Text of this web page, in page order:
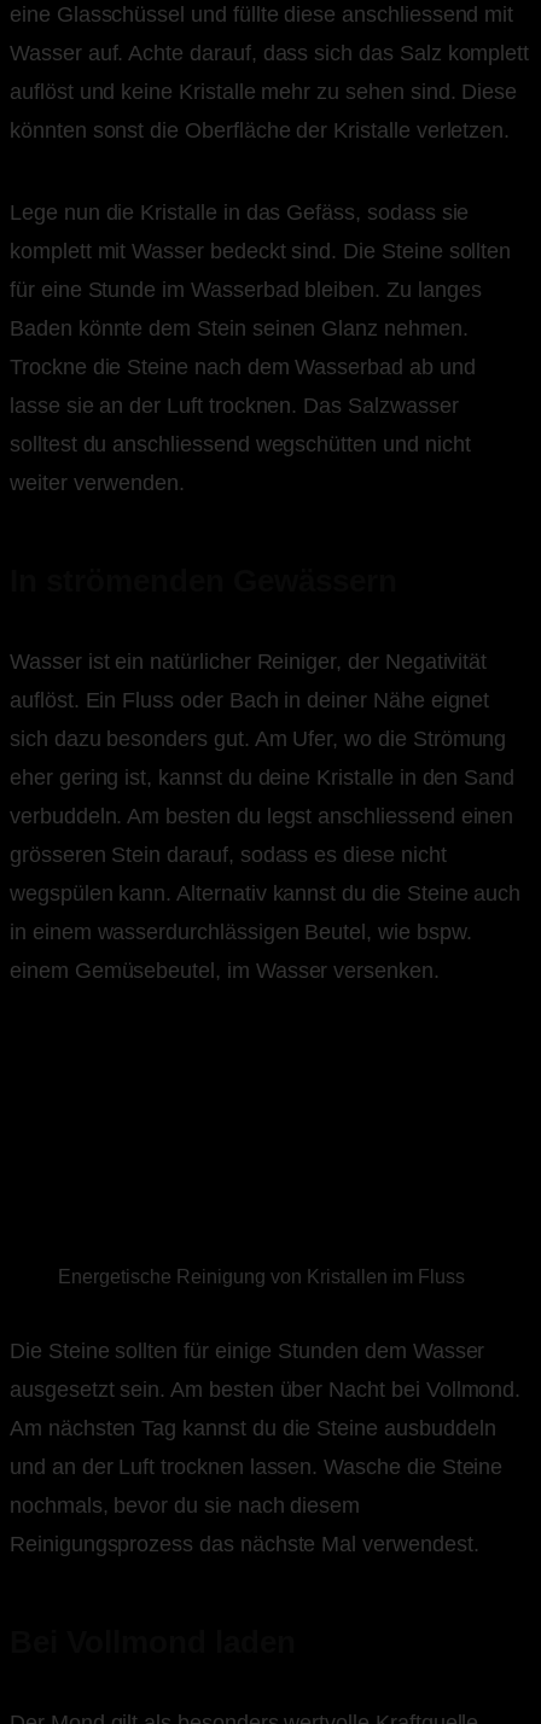
eine Glasschüssel und füllte diese anschliessend mit
Wasser auf. Achte darauf, dass sich das Salz komplett
auflöst und keine Kristalle mehr zu sehen sind. Diese
könnten sonst die Oberfläche der Kristalle verletzen.
Lege nun die Kristalle in das Gefäss, sodass sie
komplett mit Wasser bedeckt sind. Die Steine sollten
für eine Stunde im Wasserbad bleiben. Zu langes
Baden könnte dem Stein seinen Glanz nehmen.
Trockne die Steine nach dem Wasserbad ab und
lasse sie an der Luft trocknen. Das Salzwasser
solltest du anschliessend wegschütten und nicht
weiter verwenden.
Wasser ist ein natürlicher Reiniger, der Negativität
auflöst. Ein Fluss oder Bach in deiner Nähe eignet
sich dazu besonders gut. Am Ufer, wo die Strömung
eher gering ist, kannst du deine Kristalle in den Sand
verbuddeln. Am besten du legst anschliessend einen
grösseren Stein darauf, sodass es diese nicht
wegspülen kann. Alternativ kannst du die Steine auch
in einem wasserdurchlässigen Beutel, wie bspw.
einem Gemüsebeutel, im Wasser versenken.
Energetische Reinigung von Kristallen im Fluss
Die Steine sollten für einige Stunden dem Wasser
ausgesetzt sein. Am besten über Nacht bei Vollmond.
Am nächsten Tag kannst du die Steine ausbuddeln
und an der Luft trocknen lassen. Wasche die Steine
nochmals, bevor du sie nach diesem
Reinigungsprozess das nächste Mal verwendest.